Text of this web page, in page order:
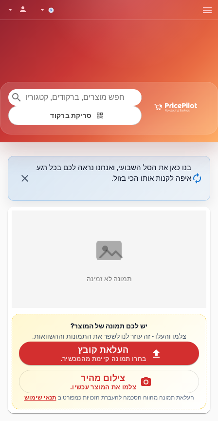
menu
arrow_drop_down
person
arrow_drop_down
search
qr_code סריקת ברקוד
autorenew
בנו כאן את הסל השבועי, ואנחנו נראה לכם בכל רגע
איפה לקנות אותו הכי בזול.
close
תמונה לא זמינה
יש לכם תמונה של המוצר?
צלמו והעלו - זה עוזר לנו לשפר את התמונות וההשוואות.
upload העלאת קובץ
בחרו תמונה קיימת מהמכשיר.
photo_camera צילום מהיר
צלמו את המוצר עכשיו.
העלאת תמונה מהווה הסכמה להעברת הזכויות כמפורט ב תנאי שימוש